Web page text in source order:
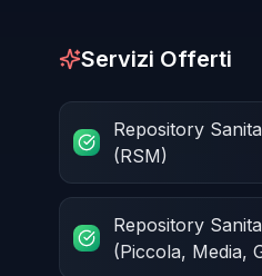
Servizi Offerti
Repository
(RSM)
Repository
(Piccola, Media,